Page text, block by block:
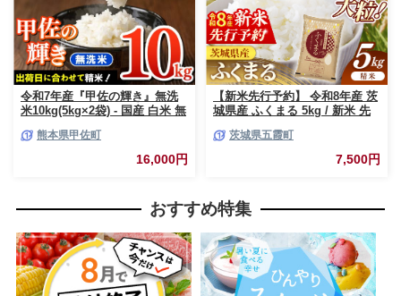
令和7年産『甲佐の輝き』無洗
米10kg(5kg×2袋) - 国産 白米 無
米 訳あり 厳選 マイスター 生活
応援 ひのひかり 森のくまさん
おすすめ 熊本県 甲佐町【価格
熊本県甲佐町
16,000円
【新米先行予約】 令和8年産 茨
城県産 ふくまる 5kg / 新米 先
精米 特A米 特A 特A評価 旨味
安心 美味しい 茨城県 五霞町
茨城県五霞町
7,500円
おすすめ特集